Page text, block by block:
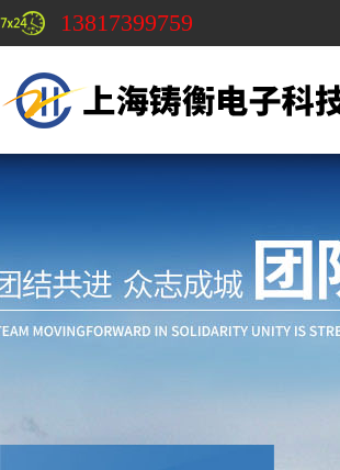
13817399759